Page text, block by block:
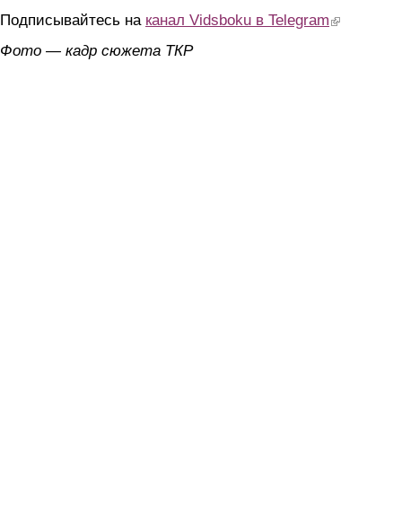
Подписывайтесь на канал Vidsboku в Telegram (link is
Фото — кадр сюжета ТКР